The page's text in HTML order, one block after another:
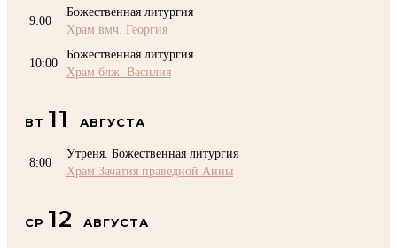
КОНТАКТЫ
Помочь Подворью
9:00
Божественная литургия
Храм вмч. Георгия
10:00
Божественная литургия
Храм блж. Василия
ВТ 11 АВГУСТА
8:00
Утреня. Божественная литургия
Храм Зачатия праведной Анны
СР 12 АВГУСТА